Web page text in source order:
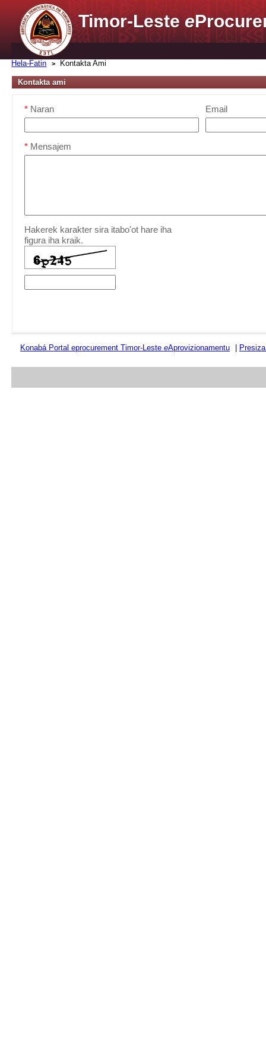
Timor-Lestee
Hela-Fatin Kontakta Ami
Kontakta ami
* Naran Email
* Mensajem
Hakerek karakter sira itabo'ot hare iha
figura iha kraik.
Konabá Portal eprocurement Timor-Leste eAprovizionamentu |